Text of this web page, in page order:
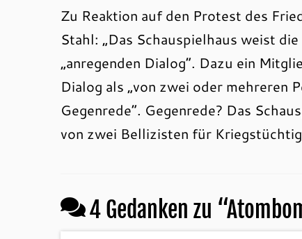
Zu Reaktion auf den Protest des
Stahl: „Das Schauspielhaus weist
„anregenden Dialog“. Dazu ein
Dialog als „von zwei oder mehreren
Gegenrede“. Gegenrede? Das
von zwei Bellizisten für
4 Gedanken zu “